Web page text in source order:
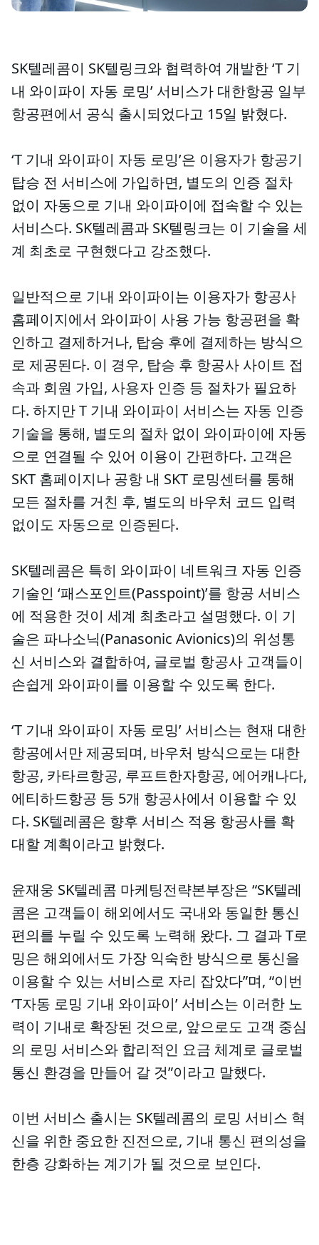
SK텔레콤이 SK텔링크와 협력하여 개발한 ‘T 기
내 와이파이 자동 로밍’ 서비스가 대한항공 일부
항공편에서 공식 출시되었다고 15일 밝혔다.
‘T 기내 와이파이 자동 로밍’은 이용자가 항공기
탑승 전 서비스에 가입하면, 별도의 인증 절차
없이 자동으로 기내 와이파이에 접속할 수 있는
서비스다. SK텔레콤과 SK텔링크는 이 기술을 세
계 최초로 구현했다고 강조했다.
일반적으로 기내 와이파이는 이용자가 항공사
홈페이지에서 와이파이 사용 가능 항공편을 확
인하고 결제하거나, 탑승 후에 결제하는 방식으
로 제공된다. 이 경우, 탑승 후 항공사 사이트 접
속과 회원 가입, 사용자 인증 등 절차가 필요하
다. 하지만 T 기내 와이파이 서비스는 자동 인증
기술을 통해, 별도의 절차 없이 와이파이에 자동
으로 연결될 수 있어 이용이 간편하다. 고객은
SKT 홈페이지나 공항 내 SKT 로밍센터를 통해
모든 절차를 거친 후, 별도의 바우처 코드 입력
없이도 자동으로 인증된다.
SK텔레콤은 특히 와이파이 네트워크 자동 인증
기술인 ‘패스포인트(Passpoint)’를 항공 서비스
에 적용한 것이 세계 최초라고 설명했다. 이 기
술은 파나소닉(Panasonic Avionics)의 위성통
신 서비스와 결합하여, 글로벌 항공사 고객들이
손쉽게 와이파이를 이용할 수 있도록 한다.
‘T 기내 와이파이 자동 로밍’ 서비스는 현재 대한
항공에서만 제공되며, 바우처 방식으로는 대한
항공, 카타르항공, 루프트한자항공, 에어캐나다,
에티하드항공 등 5개 항공사에서 이용할 수 있
다. SK텔레콤은 향후 서비스 적용 항공사를 확
대할 계획이라고 밝혔다.
윤재웅 SK텔레콤 마케팅전략본부장은 “SK텔레
콤은 고객들이 해외에서도 국내와 동일한 통신
편의를 누릴 수 있도록 노력해 왔다. 그 결과 T로
밍은 해외에서도 가장 익숙한 방식으로 통신을
이용할 수 있는 서비스로 자리 잡았다”며, “이번
‘T자동 로밍 기내 와이파이’ 서비스는 이러한 노
력이 기내로 확장된 것으로, 앞으로도 고객 중심
의 로밍 서비스와 합리적인 요금 체계로 글로벌
통신 환경을 만들어 갈 것”이라고 말했다.
이번 서비스 출시는 SK텔레콤의 로밍 서비스 혁
신을 위한 중요한 진전으로, 기내 통신 편의성을
한층 강화하는 계기가 될 것으로 보인다.